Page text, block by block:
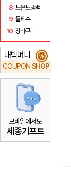
8 보온보냉백
9 물티슈
10 장바구니
대박머니
COUPON SHOP
₩
모바일에서도
세종기프트